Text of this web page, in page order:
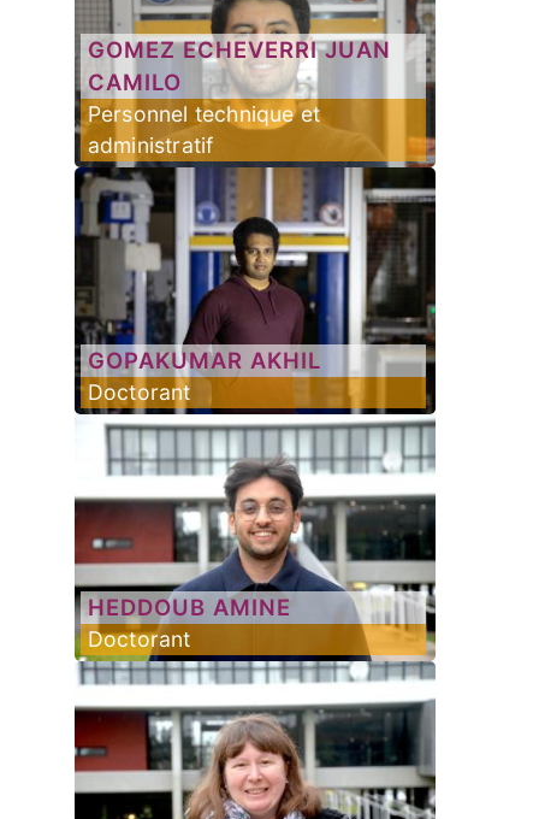
GOMEZ ECHEVERRI JUAN
CAMILO
Personnel technique et
administratif
GOPAKUMAR AKHIL
Doctorant
HEDDOUB AMINE
Doctorant